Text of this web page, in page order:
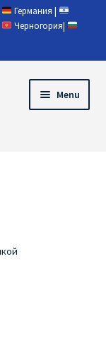
Германия |
Черногория|
Menu